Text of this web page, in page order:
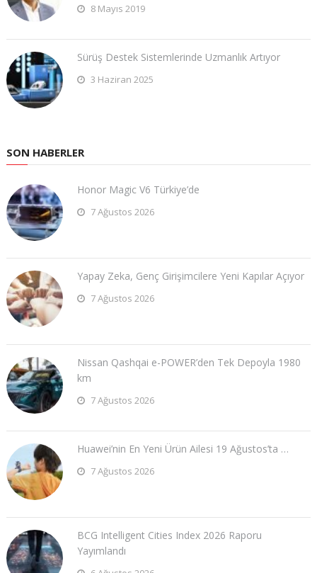
8 Mayıs 2019
Sürüş Destek Sistemlerinde Uzmanlık Artıyor
3 Haziran 2025
SON HABERLER
Honor Magic V6 Türkiye’de
7 Ağustos 2026
Yapay Zeka, Genç Girişimcilere Yeni Kapılar Açıyor
7 Ağustos 2026
Nissan Qashqai e-POWER’den Tek Depoyla 1980
km
7 Ağustos 2026
Huawei’nin En Yeni Ürün Ailesi 19 Ağustos’ta …
7 Ağustos 2026
BCG Intelligent Cities Index 2026 Raporu
Yayımlandı